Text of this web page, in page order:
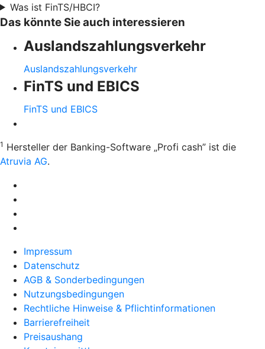
Was ist FinTS/HBCI?
Das könnte Sie auch interessieren
Auslandszahlungsverkehr
Auslandszahlungsverkehr
FinTS und EBICS
FinTS und EBICS
1 Hersteller der Banking-Software „Profi cash” ist die
Atruvia AG.
Impressum
Datenschutz
AGB & Sonderbedingungen
Nutzungsbedingungen
Rechtliche Hinweise & Pflichtinformationen
Barrierefreiheit
Preisaushang